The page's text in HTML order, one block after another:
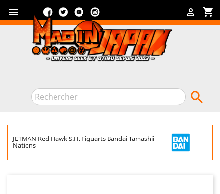
 shopping_cart

FacebookTwitterYouTube

JETMAN Red Hawk S.H. Figuarts Bandai Tamashii
Nations